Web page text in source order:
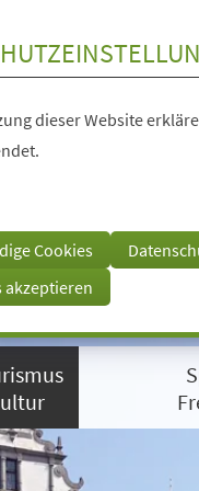
dieser Website
Cookies
akzeptieren